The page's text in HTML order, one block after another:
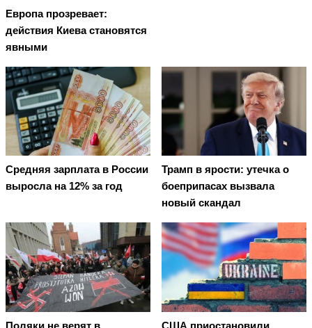
Европа прозревает:
действия Киева становятся
явными
Средняя зарплата в России
выросла на 12% за год
Трамп в ярости: утечка о
боеприпасах вызвала
новый скандал
Поляки не верят в
США приостановили